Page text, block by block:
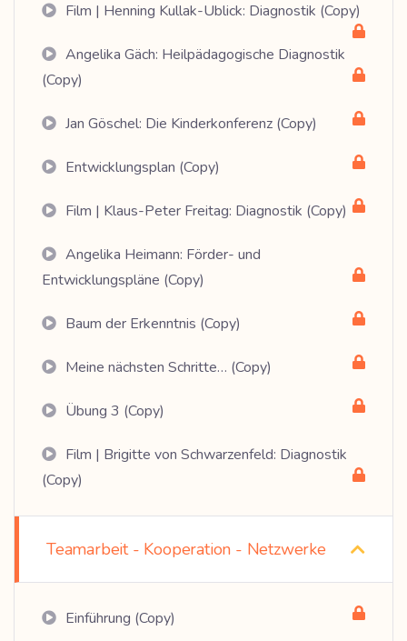
Film | Henning Kullak-Ublick: Diagnostik (Copy)
Angelika Gäch: Heilpädagogische Diagnostik
(Copy)
Jan Göschel: Die Kinderkonferenz (Copy)
Entwicklungsplan (Copy)
Film | Klaus-Peter Freitag: Diagnostik (Copy)
Angelika Heimann: Förder- und
Entwicklungspläne (Copy)
Baum der Erkenntnis (Copy)
Meine nächsten Schritte… (Copy)
Übung 3 (Copy)
Film | Brigitte von Schwarzenfeld: Diagnostik
(Copy)
Teamarbeit - Kooperation - Netzwerke
Einführung (Copy)